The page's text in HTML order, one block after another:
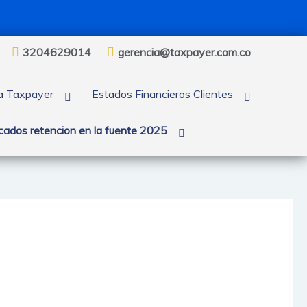
3204629014 gerencia@taxpayer.com.co
Taxpayer Estados Financieros Clientes
retencion en la fuente 2025